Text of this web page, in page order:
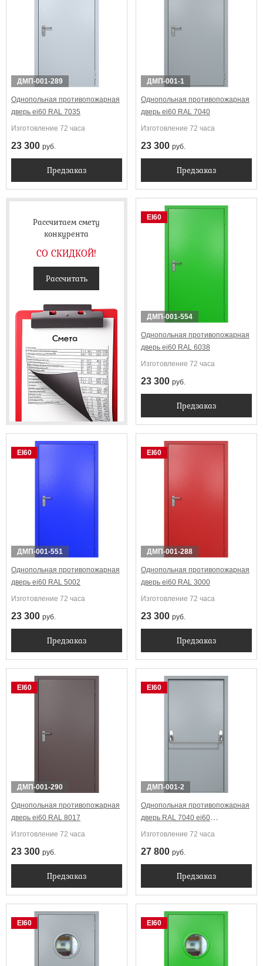
ДМП-001-289
Однопольная противопожарная
дверь ei60 RAL 7035
Изготовление 72 часа
23 300 руб.
Предзаказ
ДМП-001-1
Однопольная противопожарная
дверь ei60 RAL 7040
Изготовление 72 часа
23 300 руб.
Предзаказ
Рассчитаем смету
конкурента
СО СКИДКОЙ!
Рассчитать
EI60
ДМП-001-554
Однопольная противопожарная
дверь ei60 RAL 6038
Изготовление 72 часа
23 300 руб.
Предзаказ
EI60
ДМП-001-551
Однопольная противопожарная
дверь ei60 RAL 5002
Изготовление 72 часа
23 300 руб.
Предзаказ
EI60
ДМП-001-288
Однопольная противопожарная
дверь ei60 RAL 3000
Изготовление 72 часа
23 300 руб.
Предзаказ
EI60
ДМП-001-290
Однопольная противопожарная
дверь ei60 RAL 8017
Изготовление 72 часа
23 300 руб.
Предзаказ
EI60
ДМП-001-2
Однопольная противопожарная
дверь RAL 7040 ei60
Антипаника
Изготовление 72 часа
27 800 руб.
Предзаказ
EI60 EI60